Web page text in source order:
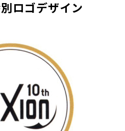
ロゴデザイン